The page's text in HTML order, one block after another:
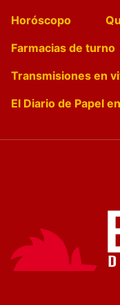
Horóscopo
Farmacias de turno
Transmisiones en
El Diario de Papel